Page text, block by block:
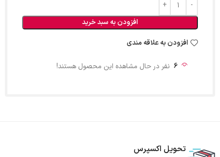
افزودن به سبد خرید
افزودن به علاقه مندی
6 نفر در حال مشاهده این محصول هستند!
تحویل اکسپرس